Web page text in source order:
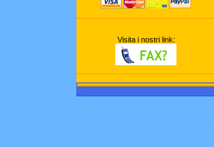
Visita i nostri link: